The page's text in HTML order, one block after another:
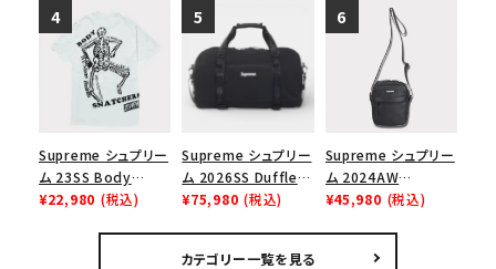
リーム ナイキエアフォ
ース１スニーカー シ
ューズ ホワイト
バッグ ブラック
Neck Pouch ファット
チップジャガードデニ
ムネックポーチ ブル
Supreme シュプリー
ム 23SS Body
Snatchers Tee ボ
¥22,980 (税込)
Supreme シュプリー
ム 2026SS Duffle
Bag ダッフルバッグ
¥75,980 (税込)
Supreme シュプリー
ム 2024AW
Leather Shoulder
¥45,980 (税込)
カテゴリー一覧を見る